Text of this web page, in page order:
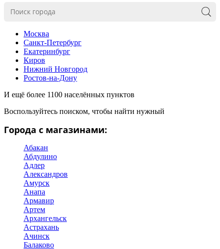
Москва
Санкт-Петербург
Екатеринбург
Киров
Нижний Новгород
Ростов-на-Дону
И ещё более 1100 населённых пунктов
Воспользуйтесь поиском, чтобы найти нужный
Города с магазинами:
Абакан
Абдулино
Адлер
Александров
Амурск
Анапа
Армавир
Артем
Архангельск
Астрахань
Ачинск
Балаково